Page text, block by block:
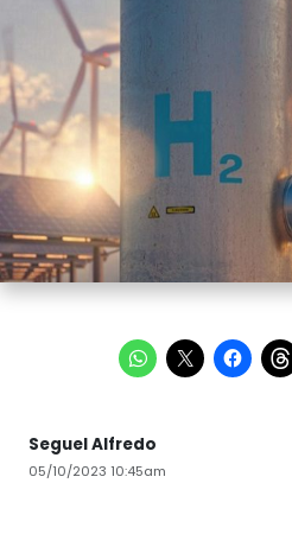
Seguel Alfredo
05/10/2023 10:45am